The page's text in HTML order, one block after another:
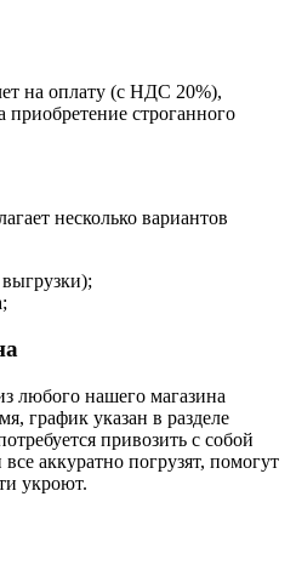
на оплату (с НДС 20%),
приобретение строганного
несколько вариантов
выгрузки);
любого нашего магазина
график указан в разделе
привозить с собой
аккуратно погрузят, помогут
укроют.